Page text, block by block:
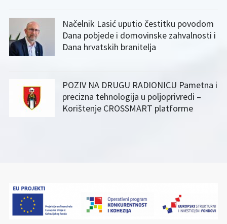
Načelnik Lasić uputio čestitku povodom
Dana pobjede i domovinske zahvalnosti i
Dana hrvatskih branitelja
POZIV NA DRUGU RADIONICU Pametna i
precizna tehnologija u poljoprivredi –
Korištenje CROSSMART platforme